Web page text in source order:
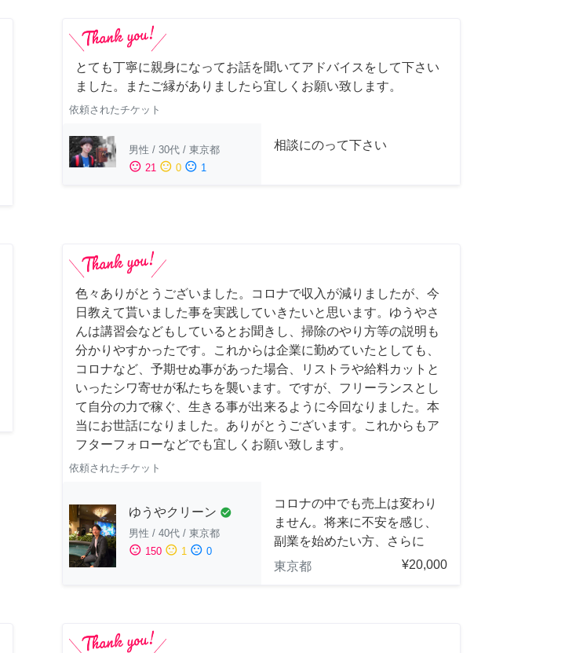
とても丁寧に親身になってお話を聞いてアドバイスをして下さい
ました。またご縁がありましたら宜しくお願い致します。
依頼されたチケット
男性 / 30代 / 東京都
sentiment_satisfied 21 sentiment_neutral 0 sentiment_dissatisfied 1
相談にのって下さい
色々ありがとうございました。コロナで収入が減りましたが、今
日教えて貰いました事を実践していきたいと思います。ゆうやさ
んは講習会などもしているとお聞きし、掃除のやり方等の説明も
分かりやすかったです。これからは企業に勤めていたとしても、
コロナなど、予期せぬ事があった場合、リストラや給料カットと
いったシワ寄せが私たちを襲います。ですが、フリーランスとし
て自分の力で稼ぐ、生きる事が出来るように今回なりました。本
当にお世話になりました。ありがとうございます。これからもア
フターフォローなどでも宜しくお願い致します。
依頼されたチケット
ゆうやクリーン check_circle
男性 / 40代 / 東京都
sentiment_satisfied 150 sentiment_neutral 1 sentiment_dissatisfied 0
コロナの中でも売上は変わり
ません。将来に不安を感じ、
副業を始めたい方、さらに
東京都
¥20,000